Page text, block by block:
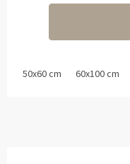
50x60 cm 60x100 cm